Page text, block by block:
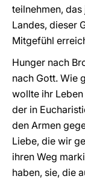
teilnehmen,
Landes, dieser
Mitgefühl
Hunger nach
nach Gott. Wie
wollte ihr
der in
den Armen
Liebe, die wir
ihren Weg
haben, sie, die